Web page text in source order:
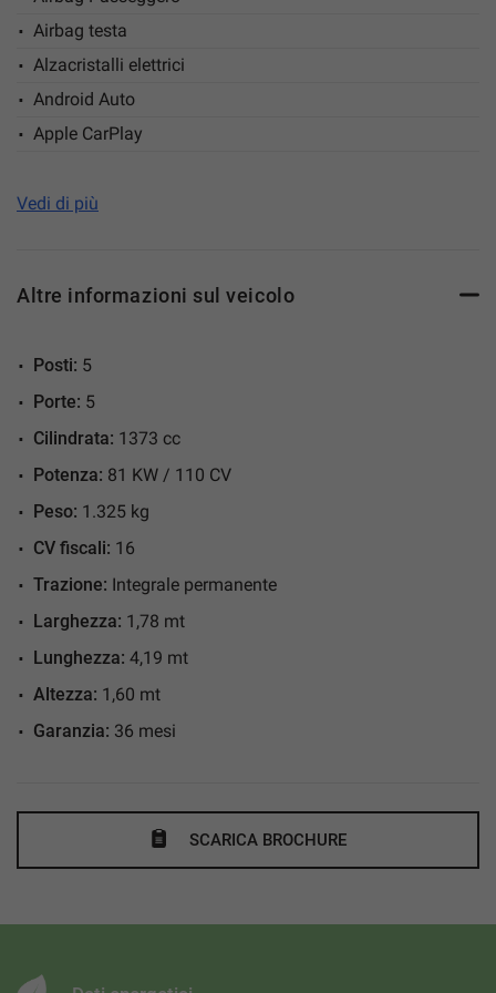
pubblicazione e dalla durata delle offerte. Millcar s.r.l. si
impegna a aggiornare prontamente tutte le informazioni
Airbag testa
Alzacristalli elettrici
Android Auto
Apple CarPlay
Bluetooth
Chiusura centralizzata senza chiave
Controllo automatico clima
Controllo elettronico della corsia
Controllo trazione
Controllo vocale
Cruise Control
ESP
Fari full-LED
Fari LED
Fendinebbia
Frenata d'emergenza assistita
Luci diurne
Luci diurne LED
Riconoscimento dei segnali stradali
Vedi di più
Altre informazioni sul veicolo
Posti: 5
Porte: 5
Cilindrata: 1373 cc
Potenza: 81 KW / 110 CV
Peso: 1.325 kg
CV fiscali: 16
Trazione: Integrale permanente
Larghezza: 1,78 mt
Lunghezza: 4,19 mt
Altezza: 1,60 mt
Garanzia: 36 mesi
SCARICA BROCHURE